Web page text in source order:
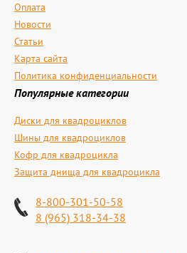
Оплата
Новости
Статьи
Карта сайта
Политика конфиденциальности
Популярные категории
Диски для квадроциклов
Шины для квадроциклов
Кофр для квадроцикла
Защита днища для квадроцикла
8-800-301-50-58
8 (965) 318-34-38